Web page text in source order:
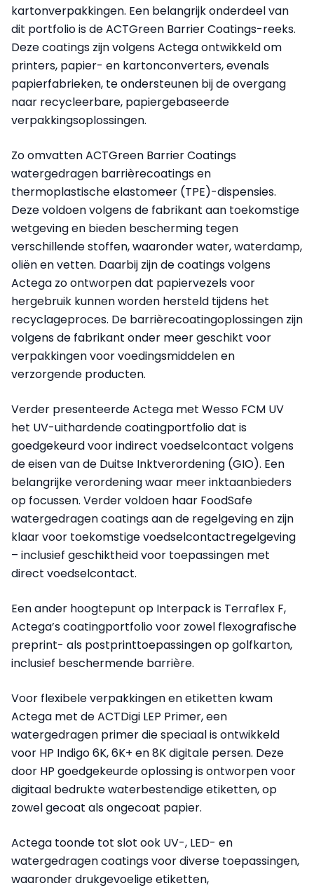
kartonverpakkingen. Een belangrijk onderdeel van
dit portfolio is de ACTGreen Barrier Coatings-reeks.
Deze coatings zijn volgens Actega ontwikkeld om
printers, papier- en kartonconverters, evenals
papierfabrieken, te ondersteunen bij de overgang
naar recycleerbare, papiergebaseerde
verpakkingsoplossingen.
Zo omvatten ACTGreen Barrier Coatings
watergedragen barrièrecoatings en
thermoplastische elastomeer (TPE)-dispensies.
Deze voldoen volgens de fabrikant aan toekomstige
wetgeving en bieden bescherming tegen
verschillende stoffen, waaronder water, waterdamp,
oliën en vetten. Daarbij zijn de coatings volgens
Actega zo ontworpen dat papiervezels voor
hergebruik kunnen worden hersteld tijdens het
recyclageproces. De barrièrecoatingoplossingen zijn
volgens de fabrikant onder meer geschikt voor
verpakkingen voor voedingsmiddelen en
verzorgende producten.
Verder presenteerde Actega met Wesso FCM UV
het UV-uithardende coatingportfolio dat is
goedgekeurd voor indirect voedselcontact volgens
de eisen van de Duitse Inktverordening (GIO). Een
belangrijke verordening waar meer inktaanbieders
op focussen. Verder voldoen haar FoodSafe
watergedragen coatings aan de regelgeving en zijn
klaar voor toekomstige voedselcontactregelgeving
– inclusief geschiktheid voor toepassingen met
direct voedselcontact.
Een ander hoogtepunt op Interpack is Terraflex F,
Actega’s coatingportfolio voor zowel flexografische
preprint- als postprinttoepassingen op golfkarton,
inclusief beschermende barrière.
Voor flexibele verpakkingen en etiketten kwam
Actega met de ACTDigi LEP Primer, een
watergedragen primer die speciaal is ontwikkeld
voor HP Indigo 6K, 6K+ en 8K digitale persen. Deze
door HP goedgekeurde oplossing is ontworpen voor
digitaal bedrukte waterbestendige etiketten, op
zowel gecoat als ongecoat papier.
Actega toonde tot slot ook UV-, LED- en
watergedragen coatings voor diverse toepassingen,
waaronder drukgevoelige etiketten,